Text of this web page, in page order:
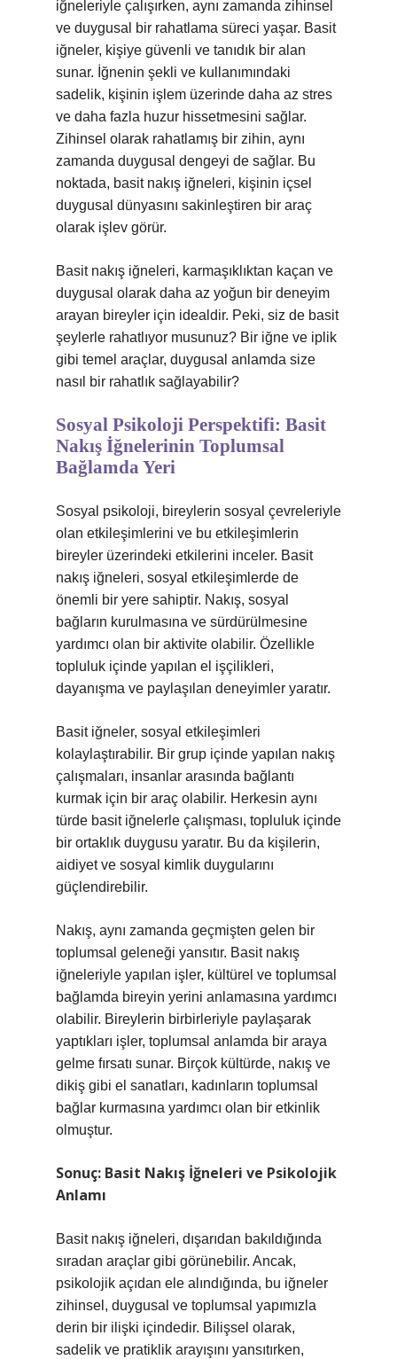
iğneleriyle çalışırken, aynı zamanda zihinsel
ve duygusal bir rahatlama süreci yaşar. Basit
iğneler, kişiye güvenli ve tanıdık bir alan
sunar. İğnenin şekli ve kullanımındaki
sadelik, kişinin işlem üzerinde daha az stres
ve daha fazla huzur hissetmesini sağlar.
Zihinsel olarak rahatlamış bir zihin, aynı
zamanda duygusal dengeyi de sağlar. Bu
noktada, basit nakış iğneleri, kişinin içsel
duygusal dünyasını sakinleştiren bir araç
olarak işlev görür.
Basit nakış iğneleri, karmaşıklıktan kaçan ve
duygusal olarak daha az yoğun bir deneyim
arayan bireyler için idealdir. Peki, siz de basit
şeylerle rahatlıyor musunuz? Bir iğne ve iplik
gibi temel araçlar, duygusal anlamda size
nasıl bir rahatlık sağlayabilir?
Sosyal Psikoloji Perspektifi: Basit
Nakış İğnelerinin Toplumsal
Bağlamda Yeri
Sosyal psikoloji, bireylerin sosyal çevreleriyle
olan etkileşimlerini ve bu etkileşimlerin
bireyler üzerindeki etkilerini inceler. Basit
nakış iğneleri, sosyal etkileşimlerde de
önemli bir yere sahiptir. Nakış, sosyal
bağların kurulmasına ve sürdürülmesine
yardımcı olan bir aktivite olabilir. Özellikle
topluluk içinde yapılan el işçilikleri,
dayanışma ve paylaşılan deneyimler yaratır.
Basit iğneler, sosyal etkileşimleri
kolaylaştırabilir. Bir grup içinde yapılan nakış
çalışmaları, insanlar arasında bağlantı
kurmak için bir araç olabilir. Herkesin aynı
türde basit iğnelerle çalışması, topluluk içinde
bir ortaklık duygusu yaratır. Bu da kişilerin,
aidiyet ve sosyal kimlik duygularını
güçlendirebilir.
Nakış, aynı zamanda geçmişten gelen bir
toplumsal geleneği yansıtır. Basit nakış
iğneleriyle yapılan işler, kültürel ve toplumsal
bağlamda bireyin yerini anlamasına yardımcı
olabilir. Bireylerin birbirleriyle paylaşarak
yaptıkları işler, toplumsal anlamda bir araya
gelme fırsatı sunar. Birçok kültürde, nakış ve
dikiş gibi el sanatları, kadınların toplumsal
bağlar kurmasına yardımcı olan bir etkinlik
olmuştur.
Sonuç: Basit Nakış İğneleri ve Psikolojik
Anlamı
Basit nakış iğneleri, dışarıdan bakıldığında
sıradan araçlar gibi görünebilir. Ancak,
psikolojik açıdan ele alındığında, bu iğneler
zihinsel, duygusal ve toplumsal yapımızla
derin bir ilişki içindedir. Bilişsel olarak,
sadelik ve pratiklik arayışını yansıtırken,